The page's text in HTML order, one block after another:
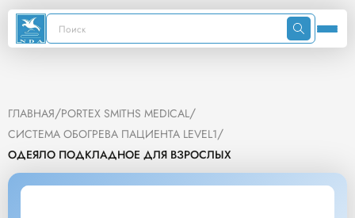
ГЛАВНАЯ/PORTEX SMITHS MEDICAL/
СИСТЕМА ОБОГРЕВА ПАЦИЕНТА LEVEL1/
ОДЕЯЛО ПОДКЛАДНОЕ ДЛЯ ВЗРОСЛЫХ